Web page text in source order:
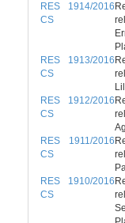
RES 1914/2016
CS
RES 1913/2016
CS
RES 1912/2016
CS
RES 1911/2016
CS
RES 1910/2016
CS